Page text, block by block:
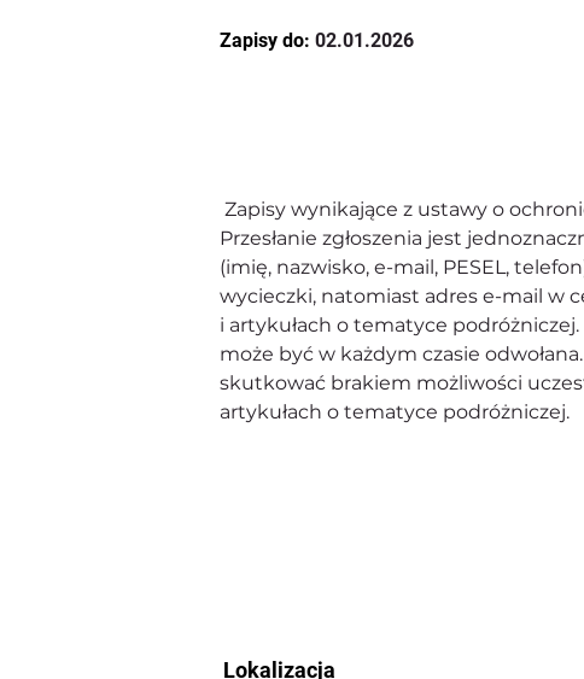
Zapisy do: 02.01.2026
Zapisy wynikające z ustawy o
Przesłanie zgłoszenia jest
(imię, nazwisko, e-mail, PESEL,
wycieczki, natomiast adres e-mail w
i artykułach o tematyce
może być w każdym czasie
skutkować brakiem możliwości
artykułach o tematyce podróżniczej.
Lokalizacja